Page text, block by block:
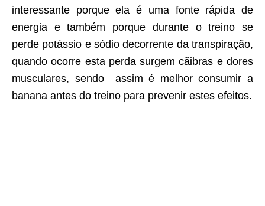
interessante porque ela é uma fonte rápida de
energia e também porque durante o treino se
perde potássio e sódio decorrente da transpiração,
quando ocorre esta perda surgem cãibras e dores
musculares, sendo assim é melhor consumir a
banana antes do treino para prevenir estes efeitos.